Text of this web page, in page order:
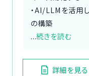
・AI/LLMを活用
の構築
...続きを読む
詳細を見る